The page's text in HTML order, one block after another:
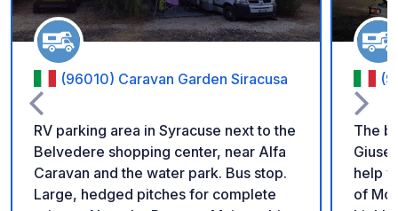
(96010) Caravan Garden Siracusa
RV parking area in Syracuse next to the
Belvedere shopping center, near Alfa
Caravan and the water park. Bus stop.
Large, hedged pitches for complete
The
help
of